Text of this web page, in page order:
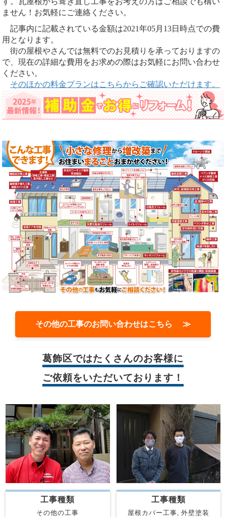
ません！お気軽にご連絡ください。
記事内に記載されている金額は2021年05月13日時点での費
用となります。
街の屋根やさんでは無料でのお見積りを承っておりますの
で、現在の詳細な費用をお求めの際はお気軽にお問い合わせ
ください。
そのほかの料金プランはこちらからご確認いただけます。
その他の工事のお問い合わせはこちら ≫
葛飾区ではたくさんのお客様に
ご依頼をいただいております！
工事種類
その他の工事
工事種類
屋根カバー工事, 外壁塗装